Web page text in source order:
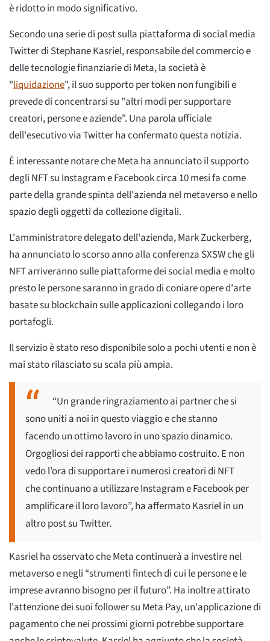
è ridotto in modo significativo.
Secondo una serie di post sulla piattaforma di social media
Twitter di Stephane Kasriel, responsabile del commercio e
delle tecnologie finanziarie di Meta, la società è
"liquidazione", il suo supporto per token non fungibili e
prevede di concentrarsi su "altri modi per supportare
creatori, persone e aziende". Una parola ufficiale
dell'esecutivo via Twitter ha confermato questa notizia.
È interessante notare che Meta ha annunciato il supporto
degli NFT su Instagram e Facebook circa 10 mesi fa come
parte della grande spinta dell'azienda nel metaverso e nello
spazio degli oggetti da collezione digitali.
L'amministratore delegato dell'azienda, Mark Zuckerberg,
ha annunciato lo scorso anno alla conferenza SXSW che gli
NFT arriveranno sulle piattaforme dei social media e molto
presto le persone saranno in grado di coniare opere d'arte
basate su blockchain sulle applicazioni collegando i loro
portafogli.
Il servizio è stato reso disponibile solo a pochi utenti e non è
mai stato rilasciato su scala più ampia.
“Un grande ringraziamento ai partner che si
sono uniti a noi in questo viaggio e che stanno
facendo un ottimo lavoro in uno spazio dinamico.
Orgogliosi dei rapporti che abbiamo costruito. E non
vedo l’ora di supportare i numerosi creatori di NFT
che continuano a utilizzare Instagram e Facebook per
amplificare il loro lavoro”, ha affermato Kasriel in un
altro post su Twitter.
Kasriel ha osservato che Meta continuerà a investire nel
metaverso e negli “strumenti fintech di cui le persone e le
imprese avranno bisogno per il futuro”. Ha inoltre attirato
l'attenzione dei suoi follower su Meta Pay, un'applicazione di
pagamento che nei prossimi giorni potrebbe supportare